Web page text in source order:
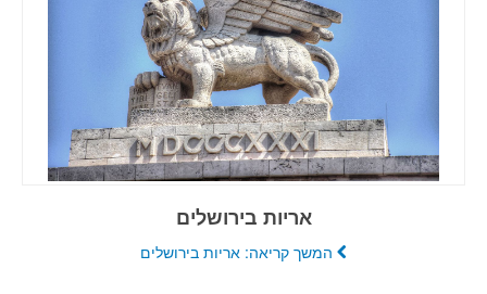
אריות בירושלים
המשך קריאה: אריות בירושלים